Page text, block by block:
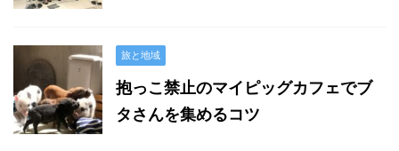
旅と地域
抱っこ禁止のマイピッグカフェでブ
タさんを集めるコツ